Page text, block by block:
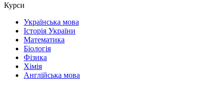
Курси
Українська мова
Історія України
Математика
Біологія
Фізика
Хімія
Англійська мова